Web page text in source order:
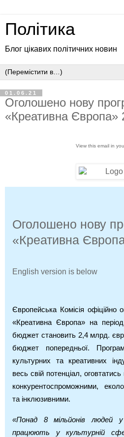
Політика
Блог цікавих політичних новин
01.06.21
Оголошено нову
«Креативна Європа»
View this email in
Оголошено нову
«Креативна
English version is below
Європейська Комісія офіційно
«Креативна Європа» на
бюджет становить 2,4 млрд.
бюджет попередньої.
культурних та креативних
весь свій потенціал,
конкурентоспроможними,
та інклюзивними.
«Понад 8 мільйонів людей
працюють у культурній